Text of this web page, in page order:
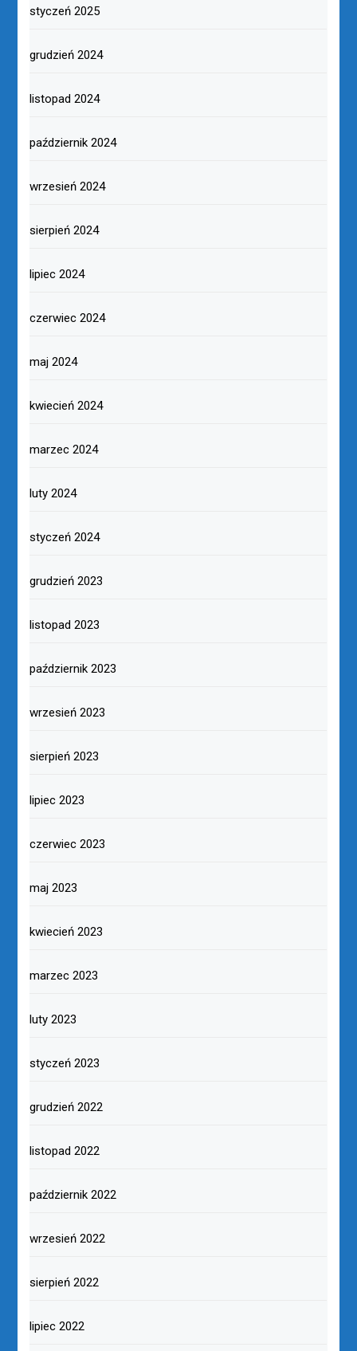
styczeń 2025
grudzień 2024
listopad 2024
październik 2024
wrzesień 2024
sierpień 2024
lipiec 2024
czerwiec 2024
maj 2024
kwiecień 2024
marzec 2024
luty 2024
styczeń 2024
grudzień 2023
listopad 2023
październik 2023
wrzesień 2023
sierpień 2023
lipiec 2023
czerwiec 2023
maj 2023
kwiecień 2023
marzec 2023
luty 2023
styczeń 2023
grudzień 2022
listopad 2022
październik 2022
wrzesień 2022
sierpień 2022
lipiec 2022